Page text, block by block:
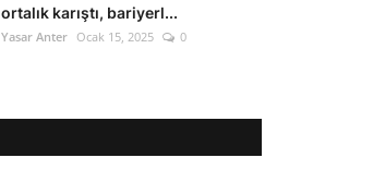
ortalık karıştı, bariyerl...
Yasar Anter Ocak 15, 2025 0